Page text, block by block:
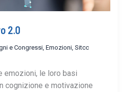
2.0
e Congressi, Emozioni, Sitcc
emozioni, le loro basi
cognizione e motivazione